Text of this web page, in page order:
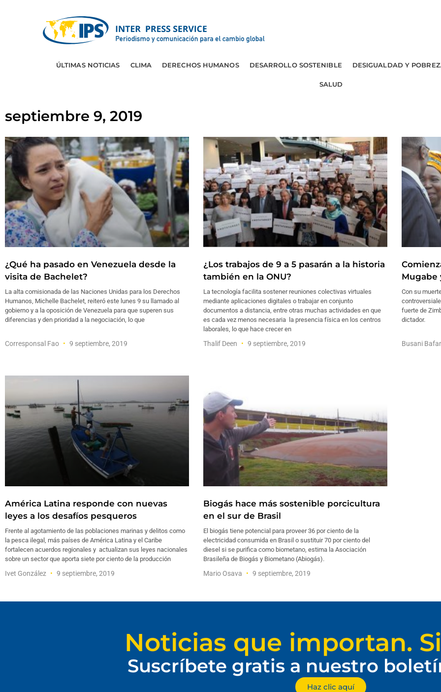
ÚLTIMAS NOTICIAS CLIMA DERECHOS HUMANOS DESARROLLO SOSTENIBLE DESIGUALDAD Y
SALUD
septiembre 9, 2019
¿Qué ha pasado en Venezuela desde la
visita de Bachelet?
La alta comisionada de las Naciones Unidas para los Derechos
Humanos, Michelle Bachelet, reiteró este lunes 9 su llamado al
gobierno y a la oposición de Venezuela para que superen sus
diferencias y den prioridad a la negociación, lo que
Corresponsal Fao 9 septiembre, 2019
¿Los trabajos de 9 a 5 pasarán a la historia
también en la ONU?
La tecnología facilita sostener reuniones colectivas virtuales
mediante aplicaciones digitales o trabajar en conjunto
documentos a distancia, entre otras muchas actividades en que
es cada vez menos necesaria la presencia física en los centros
laborales, lo que hace crecer en
Thalif Deen 9 septiembre, 2019
Mugabe
Con su
fuerte de
dictador.
Busani
América Latina responde con nuevas
leyes a los desafíos pesqueros
Frente al agotamiento de las poblaciones marinas y delitos como
la pesca ilegal, más países de América Latina y el Caribe
fortalecen acuerdos regionales y actualizan sus leyes nacionales
sobre un sector que aporta siete por ciento de la producción
Ivet González 9 septiembre, 2019
Biogás hace más sostenible porcicultura
en el sur de Brasil
El biogás tiene potencial para proveer 36 por ciento de la
electricidad consumida en Brasil o sustituir 70 por ciento del
diesel si se purifica como biometano, estima la Asociación
Brasileña de Biogás y Biometano (Abiogás).
Mario Osava 9 septiembre, 2019
Noticias que importan.
Suscríbete gratis a nuestro
Haz clic aquí